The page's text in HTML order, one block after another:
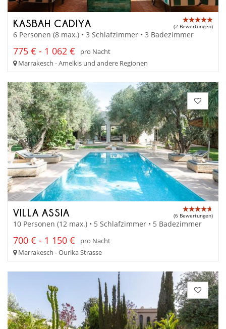
KASBAH CADIYA (2 Bewertungen)
6 Personen (8 max.) • 3 Schlafzimmer • 3 Badezimmer
775 € - 1 062 €
pro Nacht
Marrakesch - Amelkis und andere Regionen
VILLA ASSIA (6 Bewertungen)
10 Personen (12 max.) • 5 Schlafzimmer • 5 Badezimmer
700 € - 1 150 €
pro Nacht
Marrakesch - Ourika Strasse